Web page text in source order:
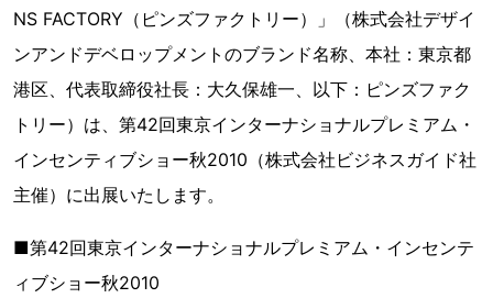
NS FACTORY（ピンズファクトリー）」（株式会社デザイ
ンアンドデベロップメントのブランド名称、本社：東京都
港区、代表取締役社長：大久保雄一、以下：ピンズファク
トリー）は、第42回東京インターナショナルプレミアム・
インセンティブショー秋2010（株式会社ビジネスガイド社
主催）に出展いたします。
■第42回東京インターナショナルプレミアム・インセンテ
ィブショー秋2010